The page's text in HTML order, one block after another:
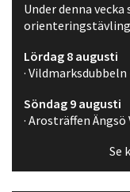
Under denna
Lördag 8 augusti
·
Söndag 9 augusti
· Arosträffen Ängsö
Se